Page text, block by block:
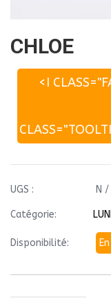
CHLOE
<I
UGS : N /
Catégorie:
Disponibilité: